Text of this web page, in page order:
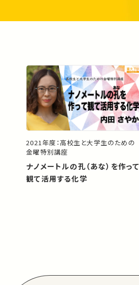
2021年度：高校生と大学生のための
金曜特別講座
ナノメートルの孔（あな）を作って
観て活用する化学